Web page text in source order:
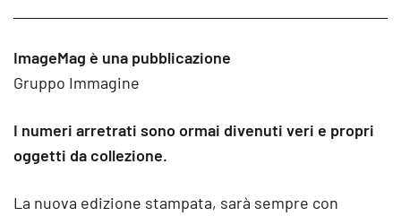
ImageMag è una pubblicazione
Gruppo Immagine
I numeri arretrati sono ormai divenuti veri e propri
oggetti da collezione.
La nuova edizione stampata, sarà sempre con